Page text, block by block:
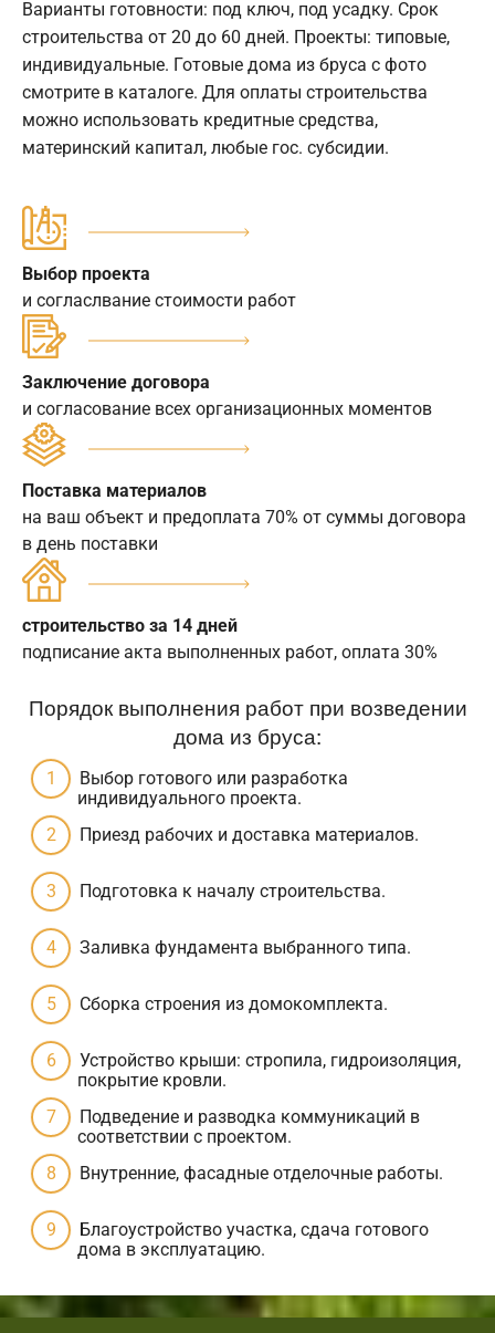
Варианты готовности: под ключ, под усадку. Срок
строительства от 20 до 60 дней. Проекты: типовые,
индивидуальные. Готовые дома из бруса с фото
смотрите в каталоге. Для оплаты строительства
можно использовать кредитные средства,
материнский капитал, любые гос. субсидии.
Выбор проекта
и согласлвание стоимости работ
Заключение договора
и согласование всех организационных моментов
Поставка материалов
на ваш объект и предоплата 70% от суммы договора
в день поставки
строительство за 14 дней
подписание акта выполненных работ, оплата 30%
Порядок выполнения работ при возведении
дома из бруса:
Выбор готового или разработка
индивидуального проекта.
Приезд рабочих и доставка материалов.
Подготовка к началу строительства.
Заливка фундамента выбранного типа.
Сборка строения из домокомплекта.
Устройство крыши: стропила, гидроизоляция,
покрытие кровли.
Подведение и разводка коммуникаций в
соответствии с проектом.
Внутренние, фасадные отделочные работы.
Благоустройство участка, сдача готового
дома в эксплуатацию.